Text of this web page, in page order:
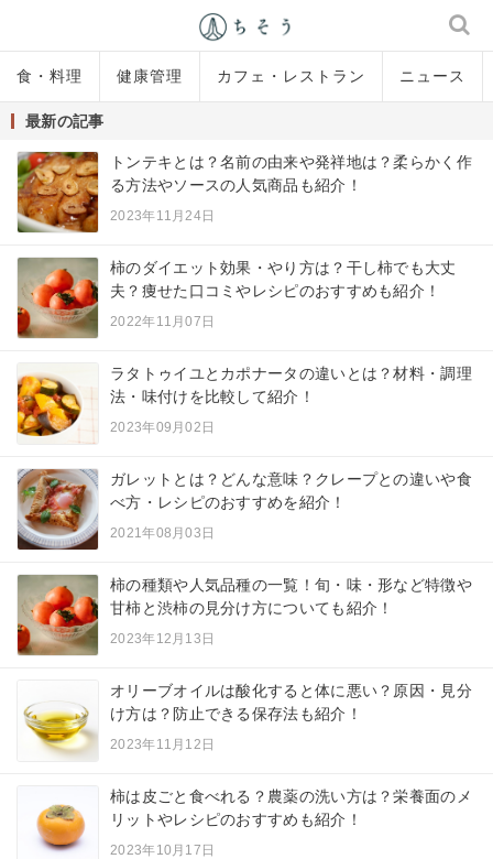
食・料理 健康管理 カフェ・レストラン ニュース
最新の記事
トンテキとは？名前の由来や発祥地は？柔らかく作
る方法やソースの人気商品も紹介！
2023年11月24日
柿のダイエット効果・やり方は？干し柿でも大丈
夫？痩せた口コミやレシピのおすすめも紹介！
2022年11月07日
ラタトゥイユとカポナータの違いとは？材料・調理
法・味付けを比較して紹介！
2023年09月02日
ガレットとは？どんな意味？クレープとの違いや食
べ方・レシピのおすすめを紹介！
2021年08月03日
柿の種類や人気品種の一覧！旬・味・形など特徴や
甘柿と渋柿の見分け方についても紹介！
2023年12月13日
オリーブオイルは酸化すると体に悪い？原因・見分
け方は？防止できる保存法も紹介！
2023年11月12日
柿は皮ごと食べれる？農薬の洗い方は？栄養面のメ
リットやレシピのおすすめも紹介！
2023年10月17日